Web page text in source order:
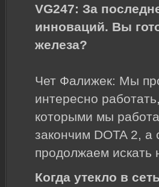
VG247: За
инноваций. Вы
железа?
Чет Фалижек: Мы
интересно
которыми мы
закончим DOTA 2,
продолжаем искать
Когда утекло в